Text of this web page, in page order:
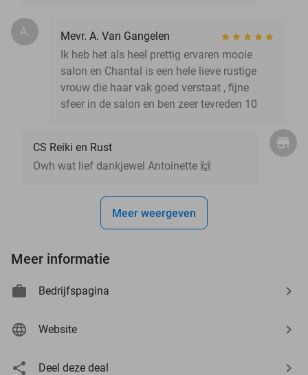
A.
Mevr. A. Van Gangelen
Ik heb het als heel prettig ervaren mooie
salon en Chantal is een hele lieve rustige
vrouw die haar vak goed verstaat , fijne
sfeer in de salon en ben zeer tevreden 10
CS Reiki en Rust
Owh wat lief dankjewel Antoinette 🙌
Meer weergeven
Meer informatie
Bedrijfspagina
Website
Deel deze deal